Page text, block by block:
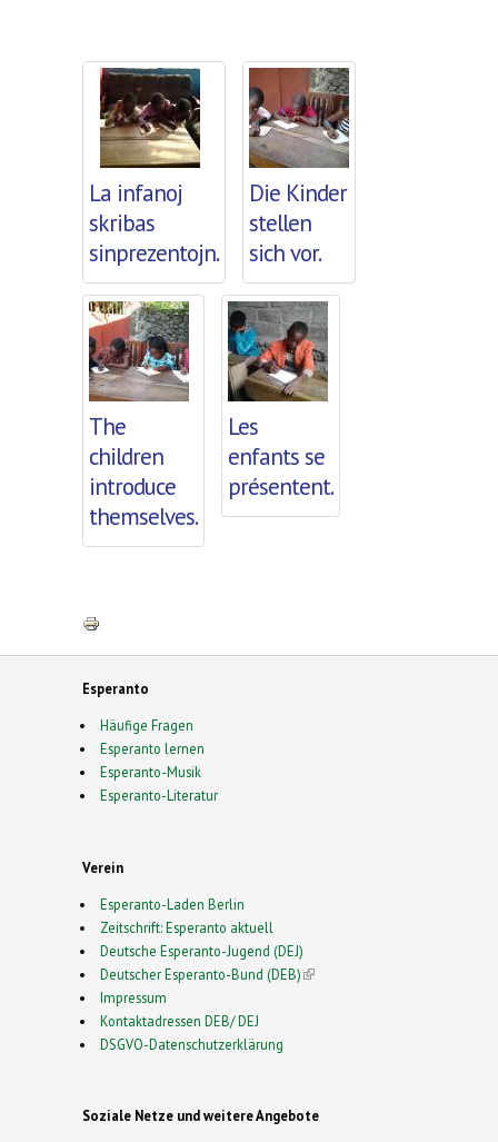
La infanoj
skribas
sinprezentojn.
Die Kinder
stellen
sich vor.
The
children
introduce
themselves.
Les
enfants se
présentent.
Esperanto
Häufige Fragen
Esperanto lernen
Esperanto-Musik
Esperanto-Literatur
Verein
Esperanto-Laden Berlin
Zeitschrift: Esperanto aktuell
Deutsche Esperanto-Jugend (DEJ)
Deutscher Esperanto-Bund (DEB)(link is external)
Impressum
Kontaktadressen DEB/ DEJ
DSGVO-Datenschutzerklärung
Soziale Netze und weitere Angebote